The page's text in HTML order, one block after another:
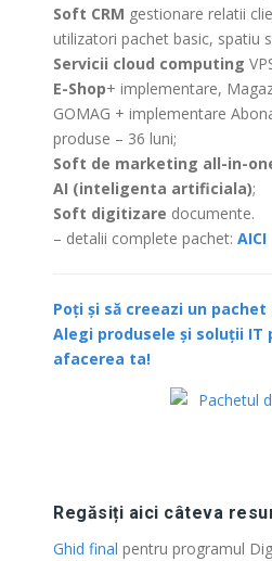
Soft CRM gestionare relatii
utilizatori pachet basic, spatiu
Servicii cloud computing
E-Shop+ implementare,
GOMAG + implementare
produse – 36 luni;
Soft de marketing all-in-
AI (inteligenta artificiala);
Soft digitizare documente.
– detalii complete pachet: AICI
Poți și să creeazi un
Alegi produsele și soluții
afacerea ta!
Regăsiți aici câteva
Ghid final pentru programul